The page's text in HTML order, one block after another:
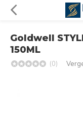
Goldwell
150ML
(0)